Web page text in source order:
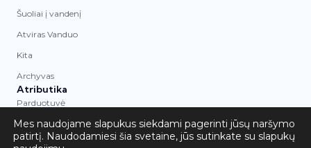
Šuoliai į vandenį
Atviras Vanduo
Kita
Archyvas
Atributika
Parduotuvė
© 2026 Asociacija „LTU Aquatics“. Visos
teisės saugomos.
Mes naudojame slapukus siekdami pagerinti jūsų naršymo
patirtį. Naudodamiesi šia svetaine, jūs sutinkate su slapukų